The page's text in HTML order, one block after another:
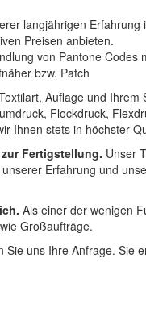
langjährigen Erfahrung
Preisen anbieten.
von Pantone Codes
bzw. Patch
Auflage und
Flockdruck,
Ihnen stets in höchster
Fertigstellung. Unser
Erfahrung und
Als einer der wenigen
Großaufträge.
uns Ihre Anfrage. Sie